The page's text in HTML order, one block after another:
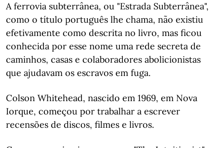
A ferrovia subterrânea, ou "Estrada Subterrânea",
como o título português lhe chama, não existiu
efetivamente como descrita no livro, mas ficou
conhecida por esse nome uma rede secreta de
caminhos, casas e colaboradores abolicionistas
que ajudavam os escravos em fuga.
Colson Whitehead, nascido em 1969, em Nova
Iorque, começou por trabalhar a escrever
recensões de discos, filmes e livros.